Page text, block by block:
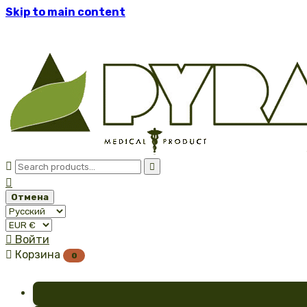
Skip to main content
 

Отмена
 Войти
 Корзина 0